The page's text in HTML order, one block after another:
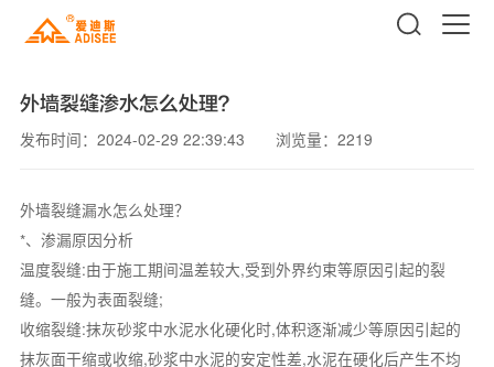
外墙裂缝渗水怎么处理？
发布时间：2024-02-29 22:39:43 浏览量：2219
外墙裂缝漏水怎么处理？
*、渗漏原因分析
温度裂缝:由于施工期间温差较大,受到外界约束等原因引起的裂
缝。一般为表面裂缝;
收缩裂缝:抹灰砂浆中水泥水化硬化时,体积逐渐减少等原因引起的
抹灰面干缩或收缩,砂浆中水泥的安定性差,水泥在硬化后产生不均